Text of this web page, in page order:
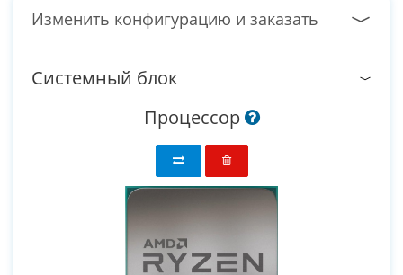
Изменить конфигурацию и заказать
Системный блок
Процессор